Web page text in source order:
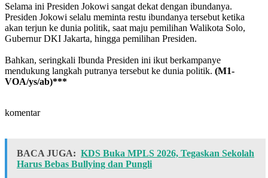
Selama ini Presiden Jokowi sangat dekat dengan ibundanya.
Presiden Jokowi selalu meminta restu ibundanya tersebut ketika
akan terjun ke dunia politik, saat maju pemilihan Walikota Solo,
Gubernur DKI Jakarta, hingga pemilihan Presiden.
Bahkan, seringkali Ibunda Presiden ini ikut berkampanye
mendukung langkah putranya tersebut ke dunia politik. (M1-
VOA/ys/ab)***
komentar
BACA JUGA: KDS Buka MPLS 2026, Tegaskan Sekolah
Harus Bebas Bullying dan Pungli